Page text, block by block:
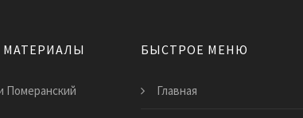
Померанский
БЫСТРОЕ МЕНЮ
Главная